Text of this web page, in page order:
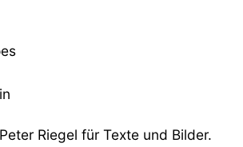
Riegel für Texte und Bilder.